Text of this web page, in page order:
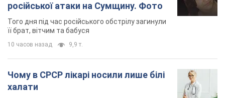
російської атаки на Сумщину. Фото
Того дня під час російського обстрілу загинули
її брат, вітчим та бабуся
10 часов назад 9,9 т.
Чому в СРСР лікарі носили лише білі
халати